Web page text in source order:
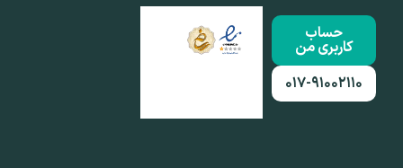
حساب
کاربری من
۰۱۷-۹۱۰۰۲۱۱۰